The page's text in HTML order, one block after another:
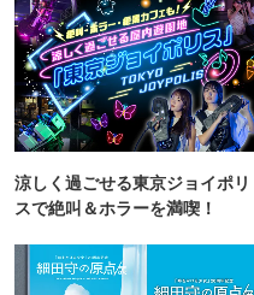
涼しく過ごせる東京ジョイポリ
スで絶叫＆ホラーを満喫！